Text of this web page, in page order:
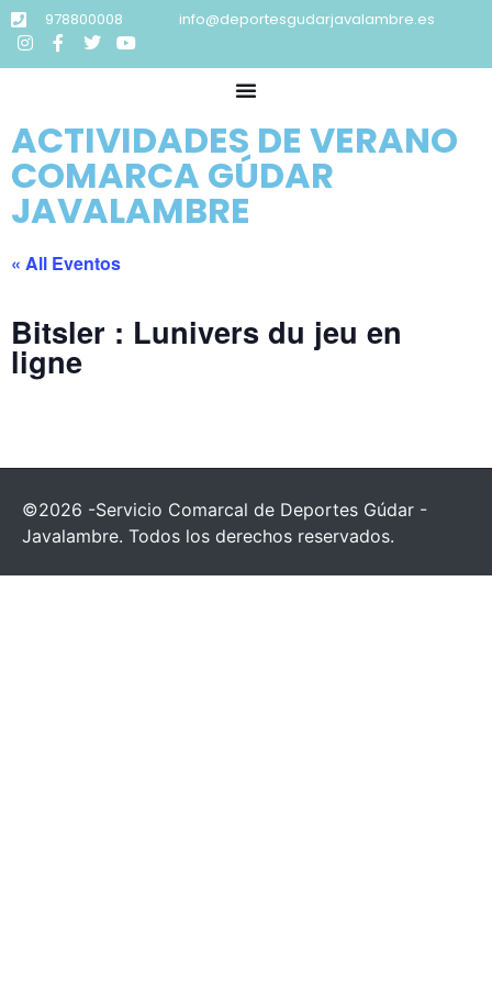
978800008 info@deportesgudarjavalambre.es
ACTIVIDADES DE VERANO
COMARCA GÚDAR
JAVALAMBRE
« All Eventos
Bitsler : Lunivers du jeu en
ligne
©2026 -Servicio Comarcal de Deportes Gúdar -
Javalambre. Todos los derechos reservados.